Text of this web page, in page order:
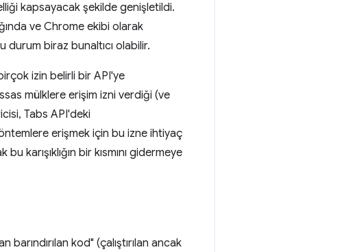
kapsayacak şekilde genişletildi.
ve Chrome ekibi olarak
biraz bunaltıcı olabilir.
izin belirli bir API'ye
mülklere erişim izni verdiği (ve
Tabs API'deki
erişmek için bu izne ihtiyaç
karışıklığın bir kısmını gidermeye
kod" (çalıştırılan ancak